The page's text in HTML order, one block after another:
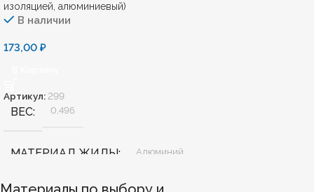
изоляцией, алюминиевый)
В наличии
173,00 ₽
Артикул: 299
ВЕС 0,496
МАТЕРИАЛ ЖИЛЫ Алюминий